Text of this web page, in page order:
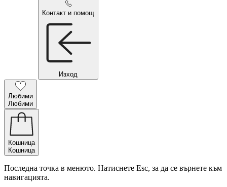
Контакт и помощ
Изход
Любими
Любими
Кошница
Кошница
Последна точка в менюто. Натиснете Esc, за да се върнете към
навигацията.